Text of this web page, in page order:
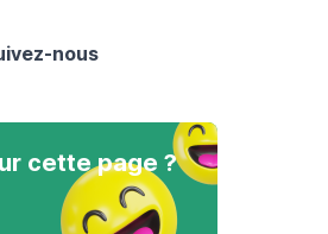
nous
cette page ?